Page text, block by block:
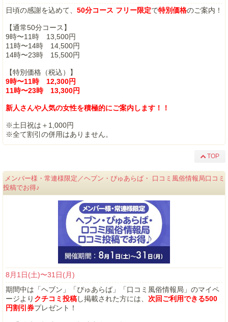
日頃の感謝を込めて、 50分コース フリー限定で特別価格のご案内！
【通常50分コース】
9時〜11時 13,500円
11時〜14時 14,500円
14時〜23時 15,500円
【特別価格（税込）】
9時〜11時 12,300円
11時〜23時 13,300円
新人さんや人気の女性を積極的にご案内します！！
※土日祝は＋1,000円
※全て割引の併用はありません。
TOP
メンバー様・常連様限定／ヘブン・ぴゅあらば・ 口コミ風俗情報局口コミ
投稿でお得♪
8月1日(土)〜31日(月)
期間中は「ヘブン」「ぴゅあらば」「口コミ風俗情報局」のマイペ
ージより クチコミ投稿し掲載された方には、 次回ご利用できる500
円割引券プレゼント！